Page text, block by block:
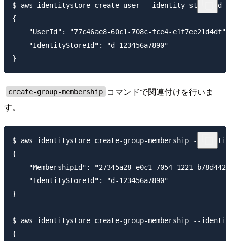
$ aws identitystore create-user --identity-store-id d-
{
    "UserId": "77c46ae8-60c1-708c-fce4-e1f7ee21d4df",
    "IdentityStoreId": "d-123456a7890"
create-group-membership
コマンドで関連付けを行いま
す。
$ aws identitystore create-group-membership --
{
"MembershipId": "27345a28-e0c1-7054-1221-
    "IdentityStoreId": "d-123456a7890"
}
$ aws identitystore create-group-membership --
{